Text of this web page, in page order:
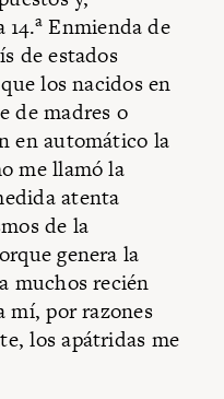
14.a Enmienda de
de estados
los nacidos en
de madres o
en automático la
me llamó la
atenta
de la
genera la
muchos recién
mí, por razones
los apátridas me